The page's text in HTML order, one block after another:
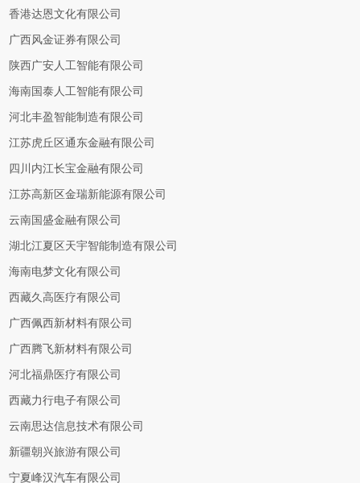
香港达恩文化有限公司
广西风金证券有限公司
陕西广安人工智能有限公司
海南国泰人工智能有限公司
河北丰盈智能制造有限公司
江苏虎丘区通东金融有限公司
四川内江长宝金融有限公司
江苏高新区金瑞新能源有限公司
云南国盛金融有限公司
湖北江夏区天宇智能制造有限公司
海南电梦文化有限公司
西藏久高医疗有限公司
广西佩西新材料有限公司
广西腾飞新材料有限公司
河北福鼎医疗有限公司
西藏力行电子有限公司
云南思达信息技术有限公司
新疆朝兴旅游有限公司
宁夏峰汉汽车有限公司